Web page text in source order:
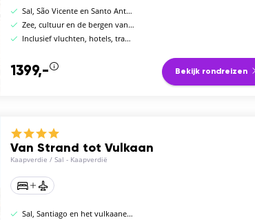
Sal, São Vicente en Santo Antão
Zee, cultuur en de bergen van Santo Antão
Inclusief vluchten, hotels, transfers en ontbijt
1399,- Bekijk rondreizen
Van Strand tot Vulkaan
Kaapverdie / Sal - Kaapverdië
Sal, Santiago en het vulkaaneiland Fogo